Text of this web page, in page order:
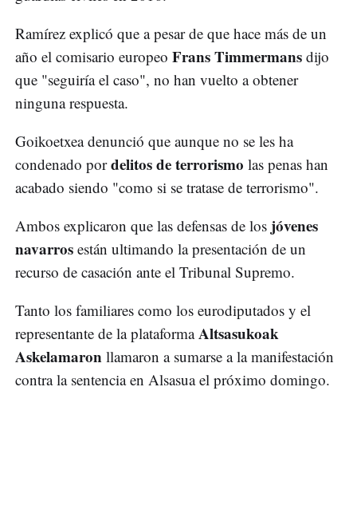
Ramírez explicó que a pesar de que hace más de un
año el comisario europeo Frans Timmermans dijo
que "seguiría el caso", no han vuelto a obtener
ninguna respuesta.
Goikoetxea denunció que aunque no se les ha
condenado pordelitos de terrorismo las penas han
acabado siendo "como si se tratase de terrorismo".
Ambos explicaron que las defensas de los jóvenes
navarros están ultimando la presentación de un
recurso de casación ante el Tribunal Supremo.
Tanto los familiares como los eurodiputados y el
representante de la plataformaAltsasukoak
Askelamaron llamaron a sumarse a la manifestación
contra la sentencia en Alsasua el próximo domingo.